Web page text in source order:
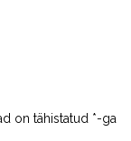
on tähistatud *-ga